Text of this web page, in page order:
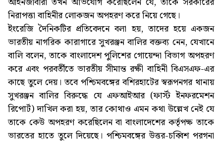
নিরাপত্তা বাহিনীর লোকজন অপহরণ করে নিয়ে গেছে।
ইংরেজি দৈনিকটির প্রতিবেদনে বলা হয়, তাদের হয়ে একজন
ভারতীয় নাগরিক কারাগারে সুখরঞ্জন বালির বক্তব্য নেন, যেখানে
বালি বলেন, তাকে বাংলাদেশ পুলিশের গোয়েন্দা বিভাগ অপহরণ
করে এবং পরবর্তীতে ভারতীয় সীমান্ত রক্ষী বাহিনী বিএসএফ-এর
কাছে তুলে দেয়। তবে পশ্চিমবঙ্গের বশিরহাটের স্বরূপনগর থানায়
সুখরঞ্জন বালির বিরুদ্ধে যে এফআইআর (ফার্স্ট ইনফরমেশন
রিপোর্ট) দাখিল করা হয়, তার কোথাও এমন কথা উল্লেখ নেই যে
তাকে কেউ অপহরণ করেছিলেন বা বাংলাদেশের কর্তৃপক্ষ তাকে
ভারতের হাতে তুলে দিয়েছে। পশ্চিমবঙ্গের উত্তর-চব্বিশ পরগনা